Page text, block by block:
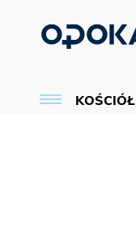
KOŚCIÓŁ